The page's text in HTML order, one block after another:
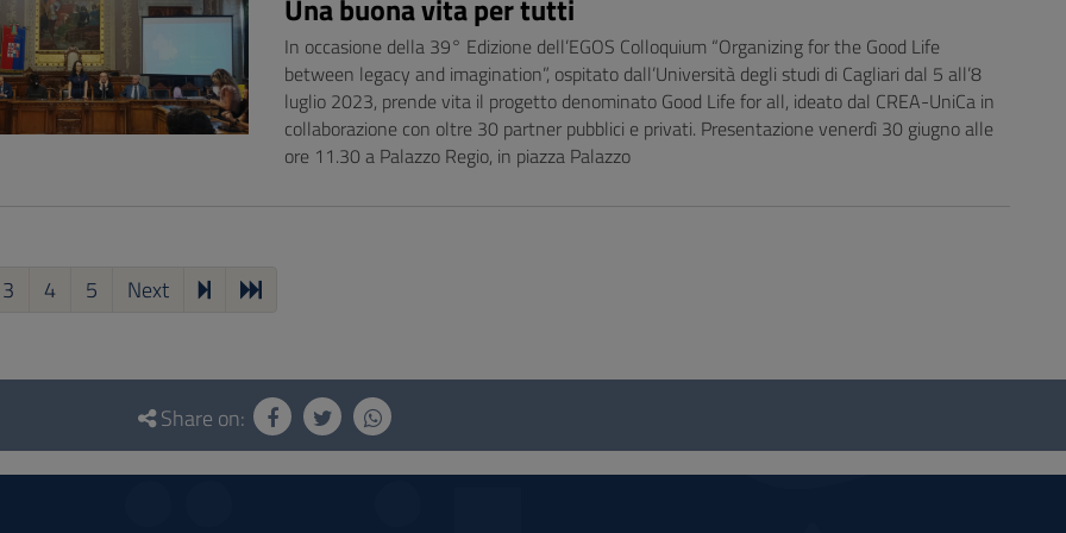
Una buona vita per tutti
In occasione della 39° Edizione dell’EGOS Colloquium “Organizing for the Good Life
between legacy and imagination”, ospitato dall’Università degli studi di Cagliari dal 5 all’8
luglio 2023, prende vita il progetto denominato Good Life for all, ideato dal CREA-UniCa in
collaborazione con oltre 30 partner pubblici e privati. Presentazione venerdì 30 giugno alle
ore 11.30 a Palazzo Regio, in piazza Palazzo
3 4 5 Next
Share on: